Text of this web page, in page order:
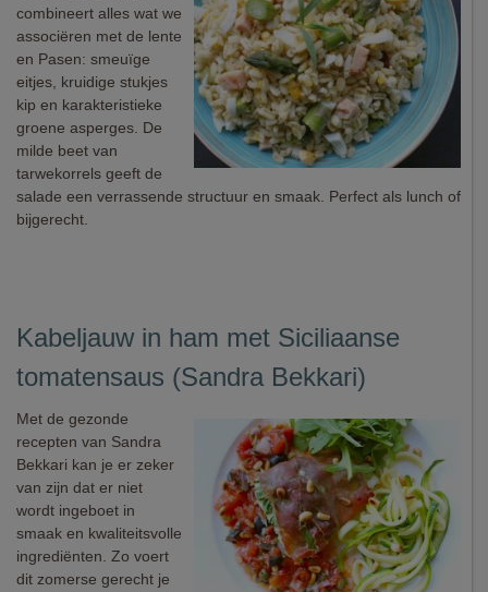
combineert alles wat we
associëren met de lente
en Pasen: smeuïge
eitjes, kruidige stukjes
kip en karakteristieke
groene asperges. De
milde beet van
tarwekorrels geeft de
salade een verrassende structuur en smaak. Perfect als lunch of
bijgerecht.
Kabeljauw in ham met Siciliaanse
tomatensaus (Sandra Bekkari)
Met de gezonde
recepten van Sandra
Bekkari kan je er zeker
van zijn dat er niet
wordt ingeboet in
smaak en kwaliteitsvolle
ingrediënten. Zo voert
dit zomerse gerecht je